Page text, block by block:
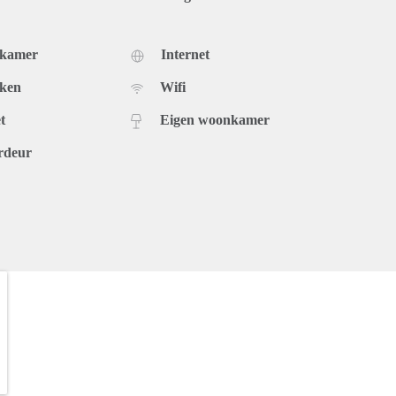
Internet
Wifi
Eigen woonkamer